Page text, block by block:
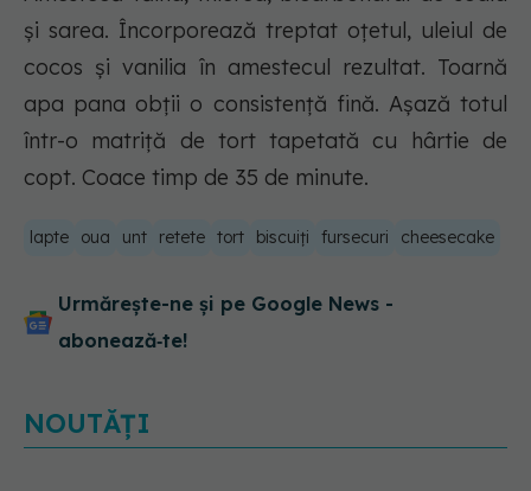
și sarea. Încorporează treptat oțetul, uleiul de
cocos și vanilia în amestecul rezultat. Toarnă
apa pana obții o consistență fină. Așază totul
într-o matriță de tort tapetată cu hârtie de
copt. Coace timp de 35 de minute.
lapte oua unt retete tort biscuiți fursecuri cheesecake
Urmărește-ne și pe Google News -
abonează‑te!
NOUTĂȚI